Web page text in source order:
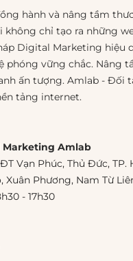
hành và nâng tầm
chỉ tạo ra những
Digital Marketing hiệu
phóng vững chắc. Nâng
ấn tượng. Amlab - Đối
tảng internet.
Marketing Amlab
Vạn Phúc, Thủ Đức, TP.
Xuân Phương, Nam Từ
- 17h30